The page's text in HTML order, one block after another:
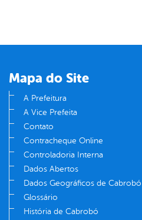
Mapa do Site
A Prefeitura
A Vice Prefeita
Contato
Contracheque Online
Controladoria Interna
Dados Abertos
Dados Geográficos de Cabrobó
Glossário
História de Cabrobó